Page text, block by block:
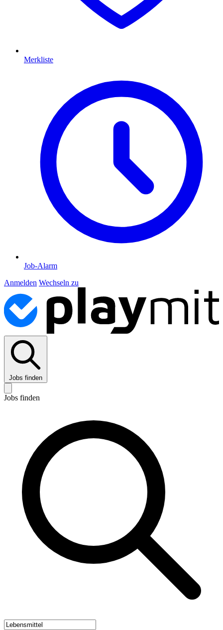
Merkliste
Job-Alarm
Anmelden Wechseln zu
Jobs finden
Jobs finden